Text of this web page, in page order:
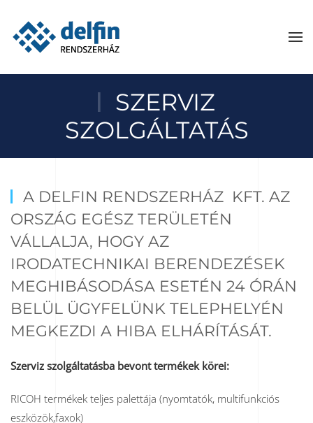
Skip to main content
SZERVIZ
SZOLGÁLTATÁS
A DELFIN RENDSZERHÁZ KFT. AZ
ORSZÁG EGÉSZ TERÜLETÉN
VÁLLALJA, HOGY AZ
IRODATECHNIKAI BERENDEZÉSEK
MEGHIBÁSODÁSA ESETÉN 24 ÓRÁN
BELÜL ÜGYFELÜNK TELEPHELYÉN
MEGKEZDI A HIBA ELHÁRÍTÁSÁT.
Szerviz szolgáltatásba bevont termékek körei:
RICOH termékek teljes palettája (nyomtatók, multifunkciós
eszközök,faxok)